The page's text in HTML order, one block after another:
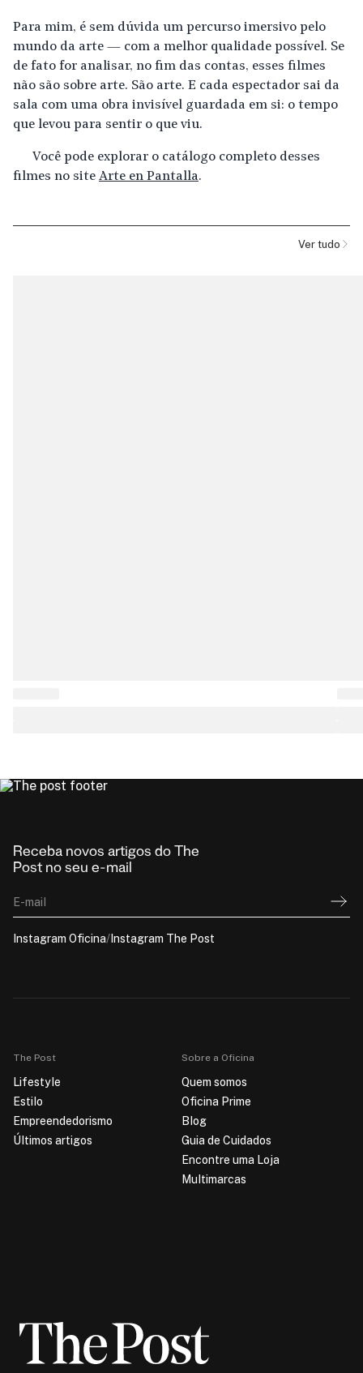
Para mim, é sem dúvida um percurso imersivo pelo
mundo da arte — com a melhor qualidade possível. Se
de fato for analisar, no fim das contas, esses filmes
não são sobre arte. São arte. E cada espectador sai da
sala com uma obra invisível guardada em si: o tempo
que levou para sentir o que viu.
Você pode explorar o catálogo completo desses
filmes no site Arte en Pantalla.
Ver tudo
Receba novos artigos do The
Post no seu e-mail
E-mail
Instagram Oficina/Instagram The Post
The Post
Lifestyle
Estilo
Empreendedorismo
Últimos artigos
Sobre a Oficina
Quem somos
Oficina Prime
Blog
Guia de Cuidados
Encontre uma Loja
Multimarcas